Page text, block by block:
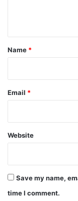
*
Name *
Email *
Website
Save my name,
time I comment.